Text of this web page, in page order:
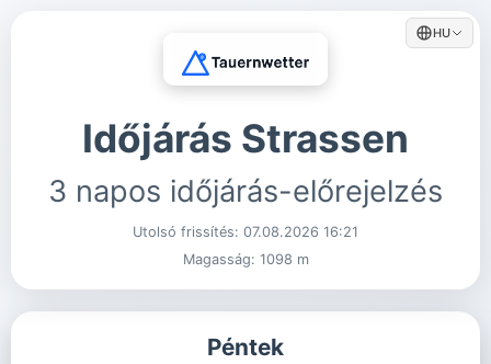
HU
Időjárás Strassen
3 napos időjárás-előrejelzés
Utolsó frissítés: 07.08.2026 16:21
Magasság: 1098 m
Péntek